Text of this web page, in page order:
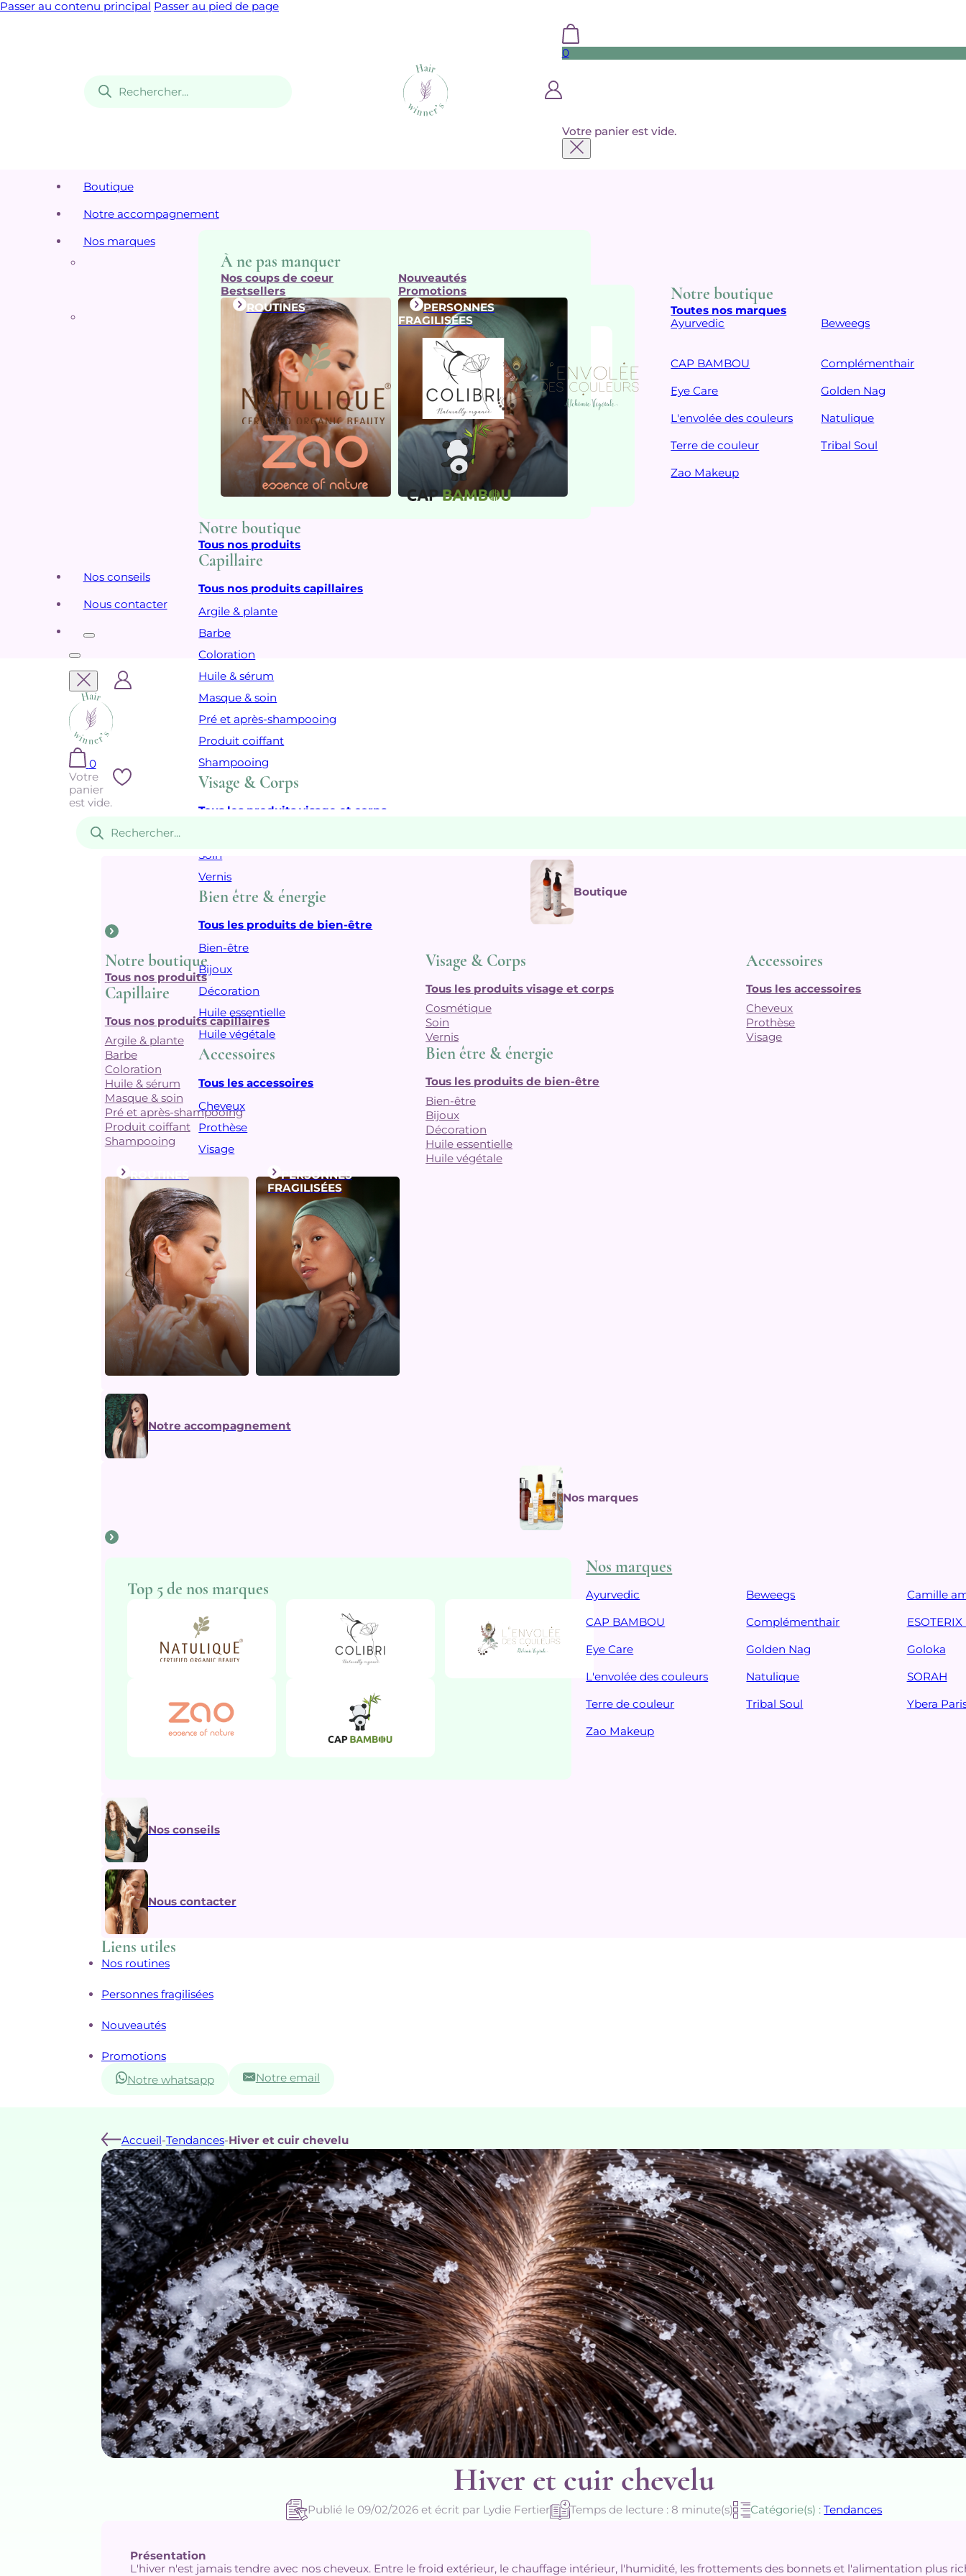
Passer au contenu principal Passer au pied de page
produits
0
Votre panier est vide.
Boutique
À ne pas manquer
Nos coups de coeur
Nouveautés
Bestsellers
Promotions
ROUTINES
PERSONNES
FRAGILISÉES
Notre boutique
Tous nos produits
Capillaire
Tous nos produits capillaires
Argile & plante
Barbe
Coloration
Huile & sérum
Masque & soin
Pré et après-shampooing
Produit coiffant
Shampooing
Visage & Corps
Tous les produits visage et corps
Soin
Vernis
Bien être & énergie
Tous les produits de bien-être
Bien-être
Bijoux
Décoration
Huile essentielle
Huile végétale
Accessoires
Tous les accessoires
Cheveux
Prothèse
Visage
Notre accompagnement
Nos marques
Top 5 de nos marques
Notre boutique
Toutes nos marques
Ayurvedic
Beweegs
CAP BAMBOU
Complémenthair
Eye Care
Golden Nag
L'envolée des couleurs
Natulique
Terre de couleur
Tribal Soul
Zao Makeup
Nos conseils
Nous contacter
0
Votre
panier
est vide.
produits
Boutique
Notre boutique
Tous nos produits
Capillaire
Tous nos produits capillaires
Argile & plante
Barbe
Coloration
Huile & sérum
Masque & soin
Pré et après-shampooing
Produit coiffant
Shampooing
Visage & Corps
Tous les produits visage et corps
Cosmétique
Soin
Vernis
Bien être & énergie
Tous les produits de bien-être
Bien-être
Bijoux
Décoration
Huile essentielle
Huile végétale
Accessoires
Tous les accessoires
Cheveux
Prothèse
Visage
ROUTINES
PERSONNES
FRAGILISÉES
Notre accompagnement
Nos marques
Top 5 de nos marques
Nos marques
Ayurvedic Beweegs
Camille
CAP BAMBOU
Complémenthair
Eye Care
Golden Nag
Goloka
L'envolée des couleurs
Natulique
SORAH
Terre de couleur
Tribal Soul
Ybera
Zao Makeup
Nos conseils
Nous contacter
Liens utiles
Nos routines
Personnes fragilisées
Nouveautés
Promotions
Notre whatsapp
Notre email
Accueil-Tendances-Hiver et cuir chevelu
Hiver et cuir chevelu
Publié le 09/02/2026 et écrit par Lydie Fertier Temps de lecture : 8 minute(s) Catégorie(s) :Tendances
Présentation
L'hiver n'est jamais tendre avec nos cheveux. Entre le froid extérieur, le chauffage intérieur, l'humidité, les frottements des bonnets et l'alimentation plus